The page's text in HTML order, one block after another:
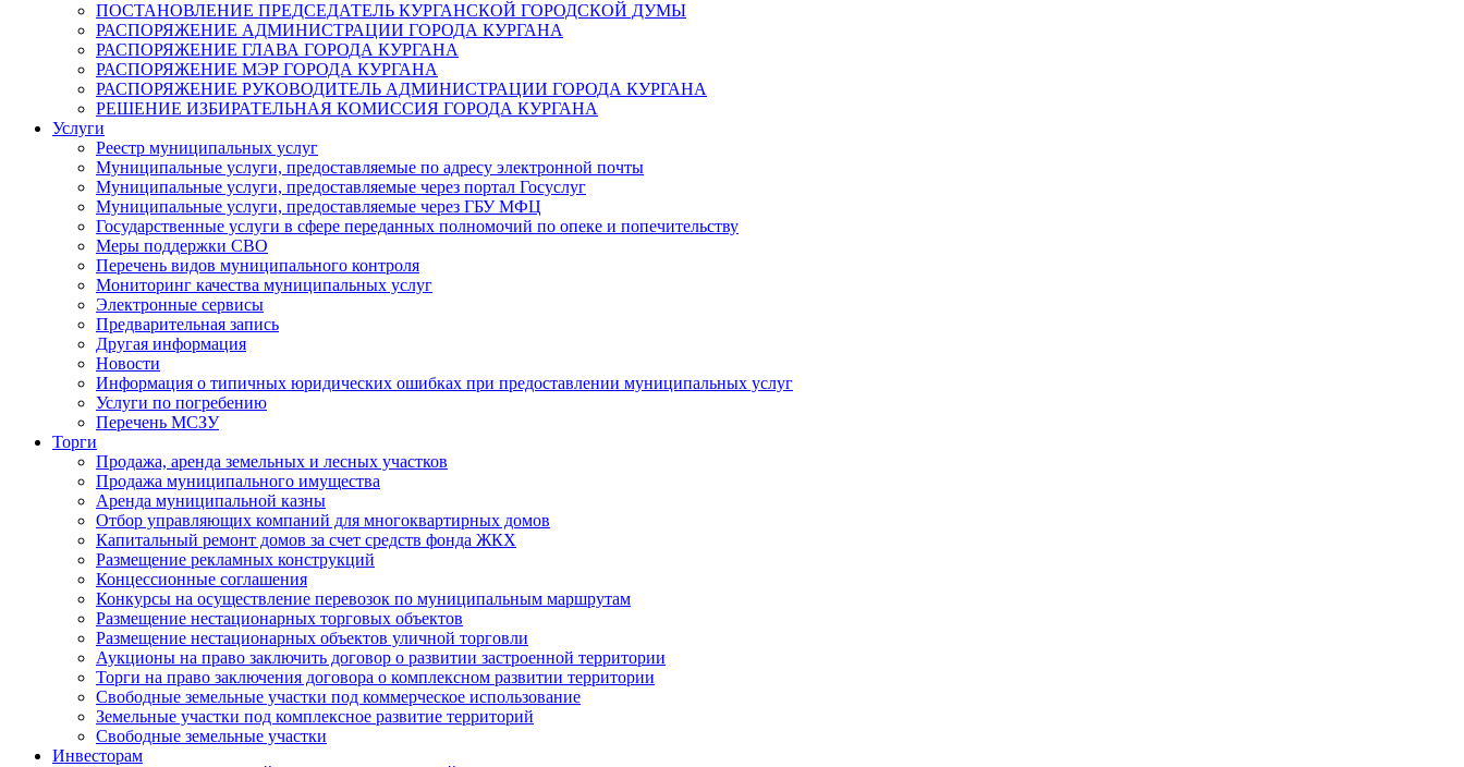
ПОСТАНОВЛЕНИЕ ПРЕДСЕДАТЕЛЬ КУРГАНСКОЙ ГОРОДСКОЙ ДУМЫ
РАСПОРЯЖЕНИЕ АДМИНИСТРАЦИИ ГОРОДА КУРГАНА
РАСПОРЯЖЕНИЕ ГЛАВА ГОРОДА КУРГАНА
РАСПОРЯЖЕНИЕ МЭР ГОРОДА КУРГАНА
РАСПОРЯЖЕНИЕ РУКОВОДИТЕЛЬ АДМИНИСТРАЦИИ ГОРОДА КУРГАНА
РЕШЕНИЕ ИЗБИРАТЕЛЬНАЯ КОМИССИЯ ГОРОДА КУРГАНА
Услуги
Реестр муниципальных услуг
Муниципальные услуги, предоставляемые по адресу электронной почты
Муниципальные услуги, предоставляемые через портал Госуслуг
Муниципальные услуги, предоставляемые через ГБУ МФЦ
Государственные услуги в сфере переданных полномочий по опеке и попечительству
Меры поддержки СВО
Перечень видов муниципального контроля
Мониторинг качества муниципальных услуг
Электронные сервисы
Предварительная запись
Другая информация
Новости
Информация о типичных юридических ошибках при предоставлении муниципальных услуг
Услуги по погребению
Перечень МСЗУ
Торги
Продажа, аренда земельных и лесных участков
Продажа муниципального имущества
Аренда муниципальной казны
Отбор управляющих компаний для многоквартирных домов
Капитальный ремонт домов за счет средств фонда ЖКХ
Размещение рекламных конструкций
Концессионные соглашения
Конкурсы на осуществление перевозок по муниципальным маршрутам
Размещение нестационарных торговых объектов
Размещение нестационарных объектов уличной торговли
Аукционы на право заключить договор о развитии застроенной территории
Торги на право заключения договора о комплексном развитии территории
Свободные земельные участки под коммерческое использование
Земельные участки под комплексное развитие территорий
Свободные земельные участки
Инвесторам